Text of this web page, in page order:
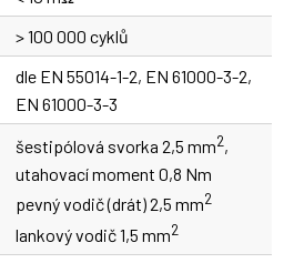
> 100 000 cyklů
dle EN 55014-1-2, EN 61000-3-2,
EN 61000-3-3
šestipólová svorka 2,5 mm2,
utahovací moment 0,8 Nm
pevný vodič (drát) 2,5 mm2
lankový vodič 1,5 mm2